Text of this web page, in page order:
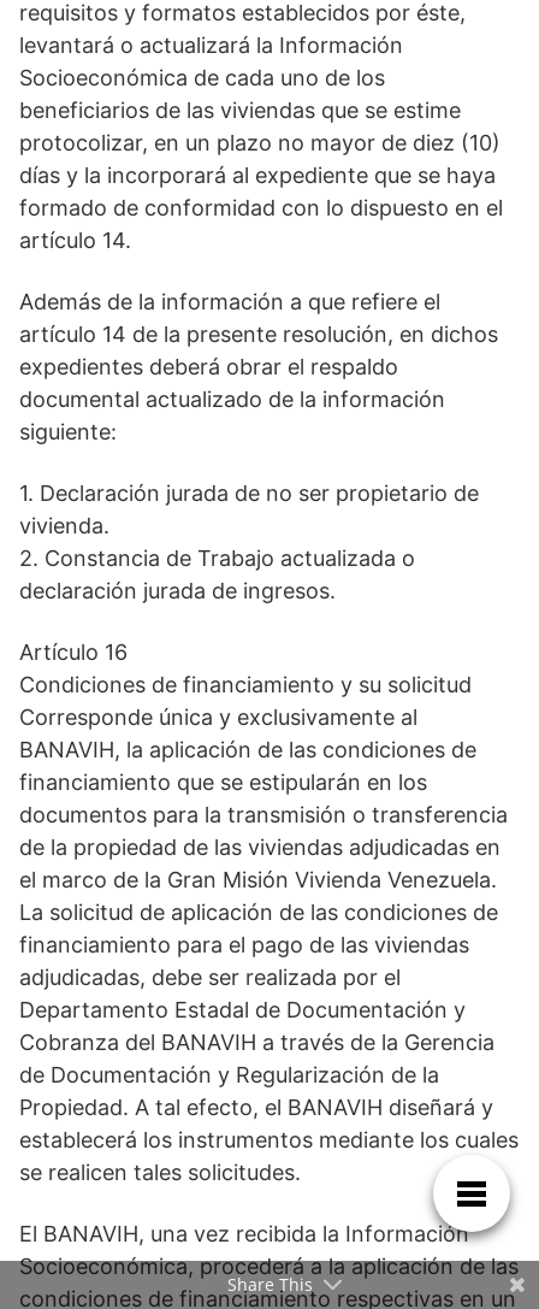
requisitos y formatos establecidos por éste,
levantará o actualizará la Información
Socioeconómica de cada uno de los
beneficiarios de las viviendas que se estime
protocolizar, en un plazo no mayor de diez (10)
días y la incorporará al expediente que se haya
formado de conformidad con lo dispuesto en el
artículo 14.
Además de la información a que refiere el
artículo 14 de la presente resolución, en dichos
expedientes deberá obrar el respaldo
documental actualizado de la información
siguiente:
1. Declaración jurada de no ser propietario de
vivienda.
2. Constancia de Trabajo actualizada o
declaración jurada de ingresos.
Artículo 16
Condiciones de financiamiento y su solicitud
Corresponde única y exclusivamente al
BANAVIH, la aplicación de las condiciones de
financiamiento que se estipularán en los
documentos para la transmisión o transferencia
de la propiedad de las viviendas adjudicadas en
el marco de la Gran Misión Vivienda Venezuela.
La solicitud de aplicación de las condiciones de
financiamiento para el pago de las viviendas
adjudicadas, debe ser realizada por el
Departamento Estadal de Documentación y
Cobranza del BANAVIH a través de la Gerencia
de Documentación y Regularización de la
Propiedad. A tal efecto, el BANAVIH diseñará y
establecerá los instrumentos mediante los cuales
se realicen tales solicitudes.
El BANAVIH, una vez recibida la Información
Socioeconómica, procederá a la aplicación de las
condiciones de financiamiento respectivas en un
Share This